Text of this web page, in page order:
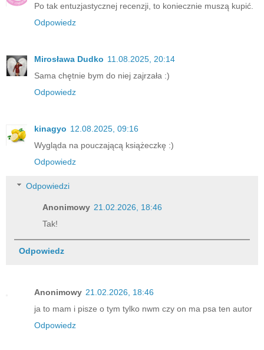
Po tak entuzjastycznej recenzji, to koniecznie muszą kupić.
Odpowiedz
Mirosława Dudko 11.08.2025, 20:14
Sama chętnie bym do niej zajrzała :)
Odpowiedz
kinagyo 12.08.2025, 09:16
Wygląda na pouczającą książeczkę :)
Odpowiedz
Odpowiedzi
Anonimowy 21.02.2026, 18:46
Tak!
Odpowiedz
Anonimowy 21.02.2026, 18:46
ja to mam i pisze o tym tylko nwm czy on ma psa ten autor
Odpowiedz